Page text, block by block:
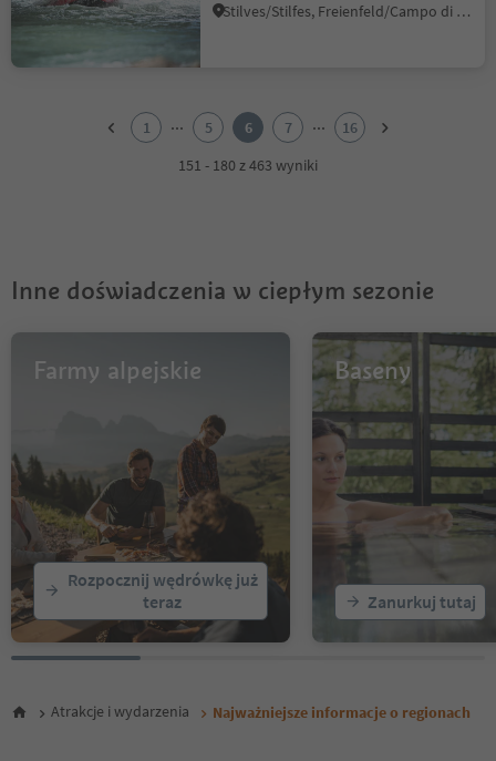
Stilves/Stilfes, Freienfeld/Campo di Trens, Sterzing/Vipiteno and environs
10
12
1 ... 5 6 7 ...
16
151 - 180 z 463 wyniki
Inne doświadczenia w ciepłym sezonie
Farmy alpejskie
Rozpocznij wędrówkę już
teraz
Baseny
Zanurkuj tutaj
Atrakcje i wydarzenia Najważniejsze informacje o regionach